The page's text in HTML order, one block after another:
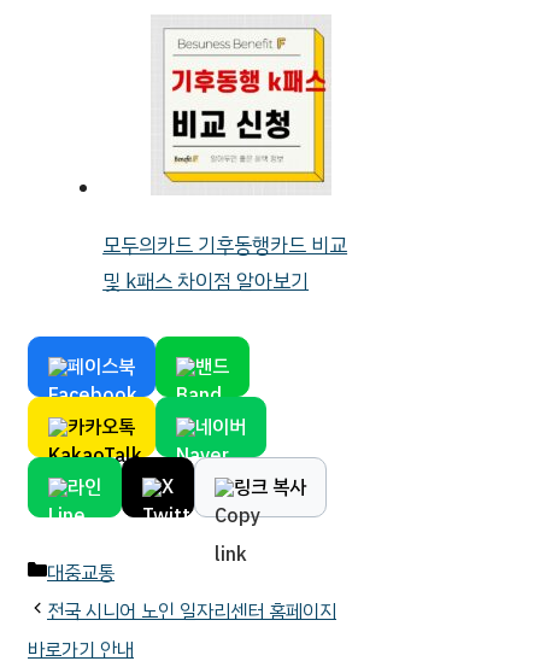
모두의카드 기후동행카드 비교
및 k패스 차이점 알아보기
페이스북 밴드
카카오톡 네이버
라인 X 링크 복사
카
테
고
대중교통
전국 시니어 노인 일자리센터 홈페이지
바로가기 안내